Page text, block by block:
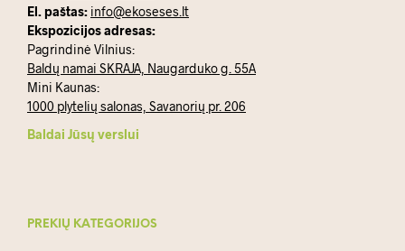
El. paštas: info@ekoseses.lt
Ekspozicijos adresas:
Pagrindinė Vilnius:
Baldų namai SKRAJA, Naugarduko g. 55A
Mini Kaunas:
1000 plytelių salonas, Savanorių pr. 206
Baldai Jūsų verslui
PREKIŲ KATEGORIJOS